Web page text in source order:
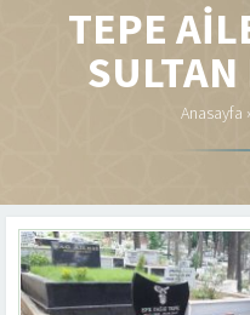
TEPE
Anasayfa